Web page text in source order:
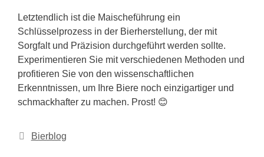
Letztendlich ist die Maischeführung ein
Schlüsselprozess in der Bierherstellung, der mit
Sorgfalt und Präzision durchgeführt werden sollte.
Experimentieren Sie mit verschiedenen Methoden und
profitieren Sie von den wissenschaftlichen
Erkenntnissen, um Ihre Biere noch einzigartiger und
schmackhafter zu machen. Prost! 😊
Kategorien
Bierblog